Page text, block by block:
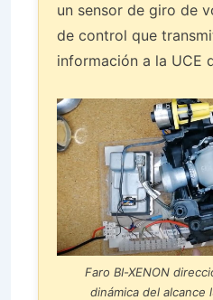
un sensor de giro de
de control que
información a la UCE
Faro BI-XENON
dinámica del alcance